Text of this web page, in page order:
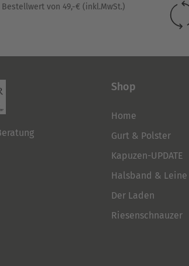
werden
von 49,-€ (inkl.MwSt.)
Shop
Home
Gurt & Polster
Kapuzen-UPDATE
Halsband & Leine
Der Laden
Riesenschnauzer